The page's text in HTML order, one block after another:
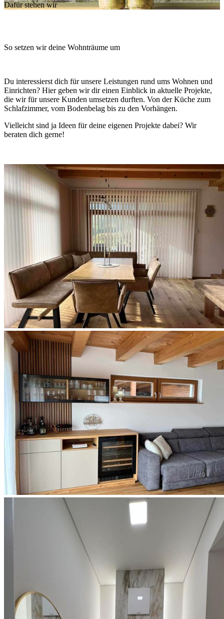
Dafür stehen wir
So setzen wir deine Wohn­träume um
Du interessierst dich für unsere Leistungen rund ums Wohnen und
Einrichten? Hier geben wir dir einen Einblick in aktuelle Projekte,
die wir für unsere Kunden umsetzen durften. Von der Küche zum
Schlafzimmer, vom Bodenbelag bis zu den Vorhängen.
Vielleicht sind ja Ideen für deine eigenen Projekte dabei? Wir
beraten dich gerne!